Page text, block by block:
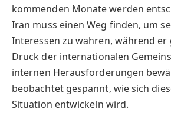
kommenden Monate werden
Iran muss einen Weg finden, um
Interessen zu wahren, während er
Druck der internationalen
internen Herausforderungen
beobachtet gespannt, wie sich
Situation entwickeln wird.